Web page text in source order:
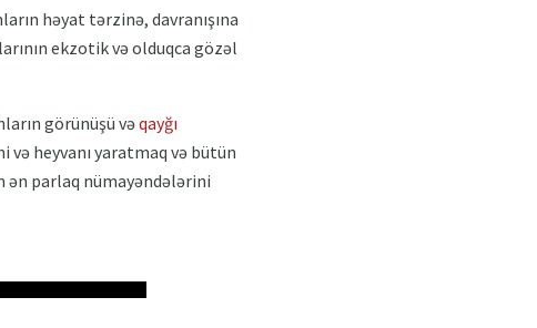
həyat tərzinə, davranışına
ekzotik və olduqca gözəl
görünüşü vəqayğı
heyvanı yaratmaq və bütün
ən parlaq nümayəndələrini